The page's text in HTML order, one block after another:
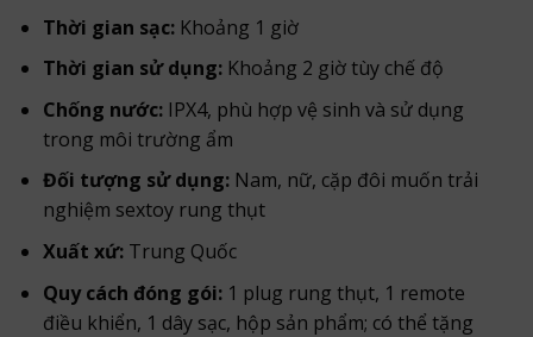
Thời gian sạc:Khoảng 1 giờ
Thời gian sử dụng:Khoảng 2 giờ tùy chế độ
Chống nước:IPX4, phù hợp vệ sinh và sử dụng
trong môi trường ẩm
Đối tượng sử dụng:Nam, nữ, cặp đôi muốn trải
nghiệm sextoy rung thụt
Xuất xứ:Trung Quốc
Quy cách đóng gói:1 plug rung thụt, 1 remote
điều khiển, 1 dây sạc, hộp sản phẩm; có thể tặng